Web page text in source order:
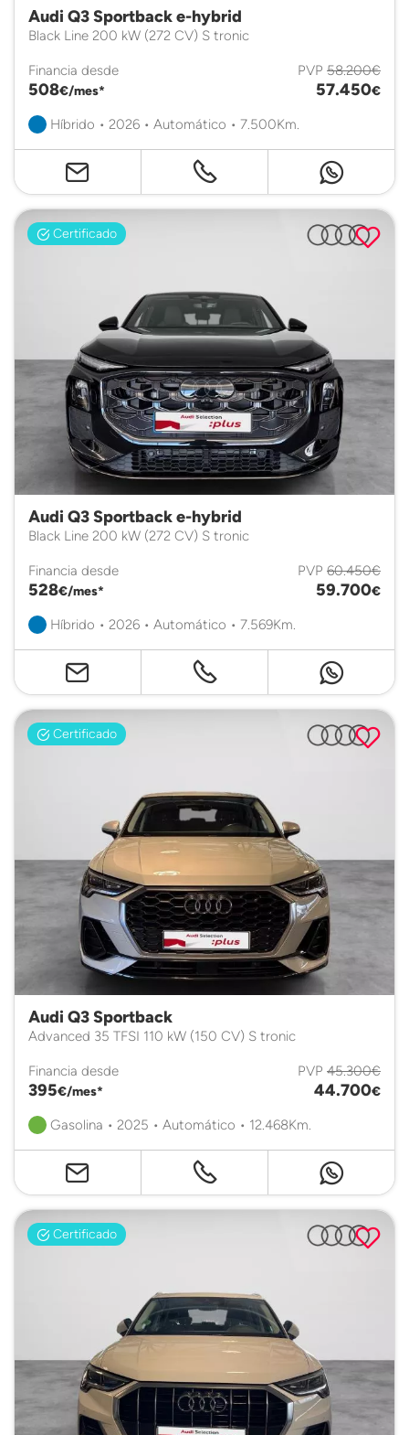
Audi Q3 Sportback e-hybrid
Black Line 200 kW (272 CV) S tronic
Financia desde
508€/mes*
PVP 58.200€
57.450€
Híbrido • 2026 • Automático • 7.500Km.
Certificado
Audi Q3 Sportback e-hybrid
Black Line 200 kW (272 CV) S tronic
Financia desde
528€/mes*
PVP 60.450€
59.700€
Híbrido • 2026 • Automático • 7.569Km.
Certificado
Audi Q3 Sportback
Advanced 35 TFSI 110 kW (150 CV) S tronic
Financia desde
395€/mes*
PVP 45.300€
44.700€
Gasolina • 2025 • Automático • 12.468Km.
Certificado